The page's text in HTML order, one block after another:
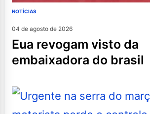
NOTÍCIAS
04 de agosto de 2026
eua revogam visto da
embaixadora do brasil